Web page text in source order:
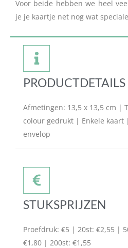
Voor beide hebben we heel
je je kaartje net nog wat
PRODUCTDETAILS
Afmetingen: 13,5 x 13,5 cm |
colour gedrukt | Enkele kaart
envelop
STUKSPRIJZEN
Proefdruk: €5 | 20st: €2,55 |
€1,80 | 200st: €1,55